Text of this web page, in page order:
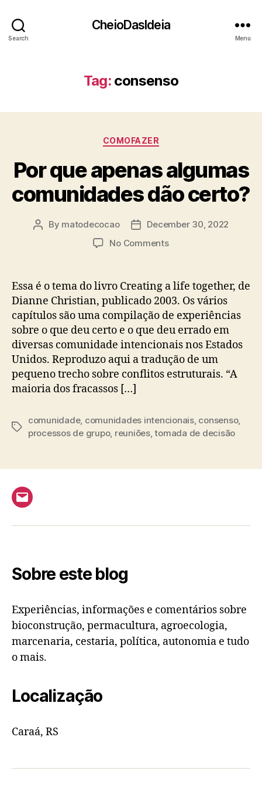
Search
CheioDasIdeia
Menu
Tag: consenso
Categories
COMOFAZER
Por que apenas algumas
comunidades dão certo?
Post
By matodecocao
PostDecember 30, 2022
No Commentson
apenas
algumas
comunidades
dão
certo?
Essa é o tema do livro Creating a life together, de
Dianne Christian, publicado 2003. Os vários
capítulos são uma compilação de experiências
sobre o que deu certo e o que deu errado em
diversas comunidade intencionais nos Estados
Unidos. Reproduzo aqui a tradução de um
pequeno trecho sobre conflitos estruturais. “A
maioria dos fracassos […]
Tags
comunidade, comunidades intencionais, consenso,
processos de grupo, reuniões,tomada de decisão
Email
Sobre este blog
Experiências, informações e comentários sobre
bioconstrução, permacultura, agroecologia,
marcenaria, cestaria, política, autonomia e tudo
o mais.
Localização
Caraá, RS